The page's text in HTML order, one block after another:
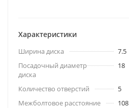
Характеристики
Ширина диска
7.5
Посадочный диаметр
диска
18
Количество отверстий
5
Межболтовое расстояние
108